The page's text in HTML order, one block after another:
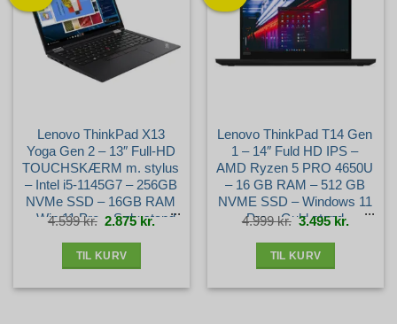
Lenovo ThinkPad X13
Yoga Gen 2 – 13″ Full-HD
TOUCHSKÆRM m. stylus
– Intel i5-1145G7 – 256GB
NVMe SSD – 16GB RAM
– Win 11 Pro – Sølv stand
4.599kr. Den
oprindelige
pris
2.875kr.Den
aktuelle
pris
TIL KURV
Lenovo ThinkPad T14 Gen
1 – 14″ Fuld HD IPS –
AMD Ryzen 5 PRO 4650U
– 16 GB RAM – 512 GB
NVME SSD – Windows 11
Pro – Guld stand
4.999kr. Den
oprindelige
pris
3.495kr. Den
aktuelle
pris
TIL KURV